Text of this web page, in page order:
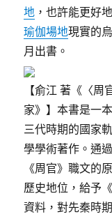
地 ，也許能更好
瑜伽場地現實的
月出書。
【俞江 著《〈
家》】本書是一
三代時期的國家
學學術著作。通
《周官》職文的
歷史地位，給予
資料，對先秦時